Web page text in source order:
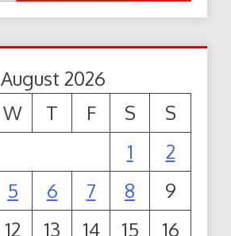
August 2026
W T F S
S
1
2
5 6 7 8
9
12 13 14 15 16